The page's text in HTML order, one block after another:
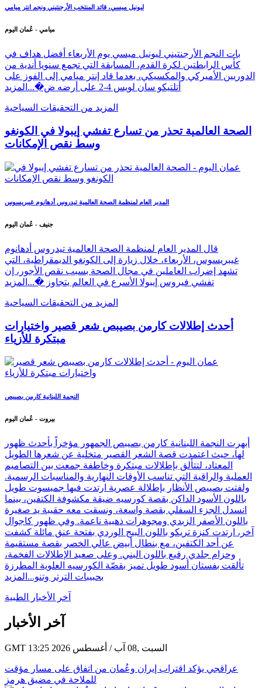
ليونيل ميسي، قائد المنتخب الأرجنتيني ونجم انتر ميامي
ميامي - عُمان اليوم
بات النجم الأرجنتيني ليونيل ميسي يوم الأربعاء أفضل هداف في
كأس الرابطتين لكرة القدم، المسابقة التي تجمع سنويا أندية من
الدوريين الأميركي والمكسيكي، بعدما قاد إنتر ميامي إلى الفوز على
أتلتيكو سان لويس 4-2 على أرضه ض�...
المزيد
المزيد من التحقيقات السياحية
الصحة العالمية تحذر من تسارع تفشي إيبولا في الكونغو
وسط نقص الإمكانات
المدير العام لمنظمة الصحة العالمية تيدروس أدهانوم غيبريسوس
جنيف - عُمان اليوم
قال المدير العام لمنظمة الصحة العالمية تيدروس أدهانوم
غيبريسوس، الأربعاء، خلال زيارة إلى الكونغو الديمقراطية، التي
تشهد إضراب العاملين في مجال الصحة بسبب نقص الأجور، إن
تفشي فيروس إيبولا الأسرع في العالم يتجاوز �... المزيد
المزيد من التحقيقات السياحية
أحدث إطلالات كارمن بصيبص شعر قصير واختيارات
مبتكرة للأزياء
النجمة اللبنانية كارمن بصيبص
بيروت - عُمان اليوم
أبهرت النجمة اللبنانية كارمن بصيبص الجمهور مؤخراً بأحدث ظهور
لها، حيث اعتمدت قصة الشعر القصير متخلية عن شعرها الطويل
المعتاد، لتتألق بإطلالات مبتكرة وخاطفة جمعت بين التصاميم
العملية والراقية التي تناسب الأوقات النهارية والمناسبات الرسمية.
ولفتت بصيبص الأنظار بإطلالة عصرية ارتدت فيها جمبسوت طويل
باللون الأسود الداكن بقصة كورسيه ضيقة مكشوفة الكتفين، بينما
انسدل الجزء السفلي بقصة واسعة، ونسقت معه حقيبة يد صغيرة
باللون الأصفر الزبدي ومجوهرات ذهبية ناعمة. وفي ظهور كاجوال
آخر، ارتدت كنزة تريكو باللون البيج الوردي بفتحة عنق مائلة كشفت
عن أحد الكتفين، مع بنطال أبيض عالي الخصر بقصة مستقيمة
وحزام جلدي رفيع باللون البني. وعلى صعيد الإطلالات الفخمة،
تألقت بفستان أسود طويل تميز بقصّة الكورسيه العلوية المطرزة
بحبيبات الترتر وتنو... المزيد
آخر الأخبار الطبية
آخر الأخبار
GMT 13:25 2026 السبت ,08 آب / أغسطس
عراقجي يؤكد اقتراب إيران وعُمان من اتفاق على مسار مؤقت
للملاحة في مضيق هرمز